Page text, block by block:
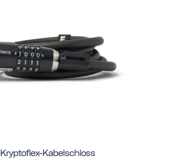
Kryptoflex-Kabelschloss